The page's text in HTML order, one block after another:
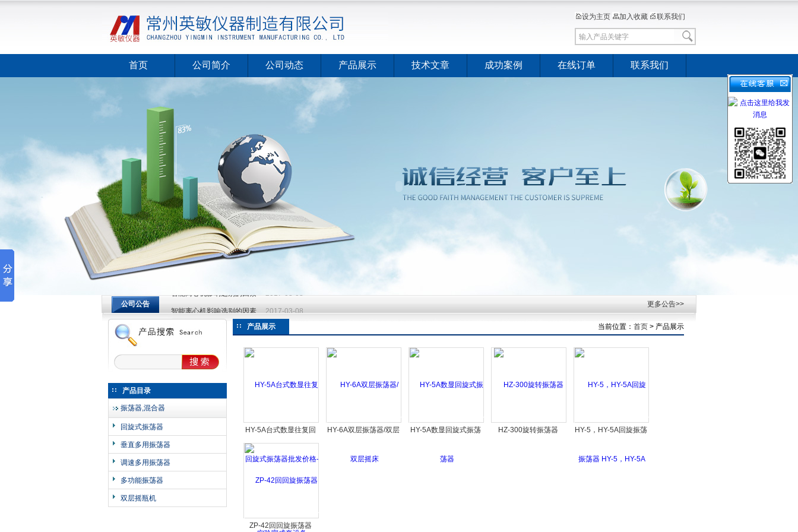
常州英敏仪器制造有限公司
设为主页 加入收藏 联系我们
首页 公司简介 公司动态 产品展示 技术文章 成功案例 在线订单 联系我们
公司公告
智能离心机影响选别的因素 2017-03-08
更多公告>>
产品目录
振荡器,混合器
回旋式振荡器
垂直多用振荡器
调速多用振荡器
多功能振荡器
双层摇瓶机
产品展示 当前位置： 首页 > 产品展示
HY-5A台式数显往复回
旋式振荡器批发价格-实
验室成套设备
HY-6A双层振荡器/双层
HY-5A数显回旋式振荡
HZ-300旋转振荡器
HY-5，HY-5A回旋振荡
ZP-42回回旋振荡器